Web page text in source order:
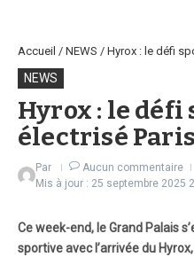
Accueil / NEWS / Hyrox : le défi
NEWS
Hyrox : le
électrisé Paris
Par Aucun commentaire
Mis à jour : 25 septembre 2025
Ce week-end, le Grand Palais
sportive avec l’arrivée du